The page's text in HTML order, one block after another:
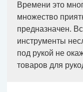
Времени это
множество
предназначен.
инструменты
под рукой не
товаров для